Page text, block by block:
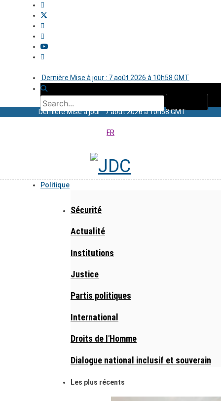
Dernière Mise à jour : 7 août 2026 à 10h58 GMT
Dernière Mise à jour : 7 août 2026 à 10h58 GMT
FR
Politique
Sécurité
Actualité
Institutions
Justice
Partis politiques
International
Droits de l'Homme
Dialogue national inclusif et souverain
Les plus récents